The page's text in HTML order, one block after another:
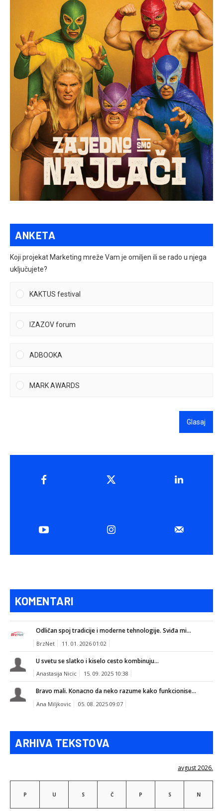
ANKETA
Koji projekat Marketing mreže Vam je omiljen ili se rado u njega
uključujete?
KAKTUS festival
IZAZOV forum
ADBOOKA
MARK AWARDS
Glasaj
KOMENTARI
Odličan spoj tradicije i moderne tehnologije. Sviđa mi...
BrzNet 11. 01. 2026 01:02
U svetu se slatko i kiselo cesto kombinuju...
Anastasija Nicic 15. 09. 2025 10:38
Bravo mali. Konacno da neko razume kako funkcionise...
Ana Miljkovic 05. 08. 2025 09:07
ARHIVA TEKSTOVA
avgust 2026.
P U S Č P S N